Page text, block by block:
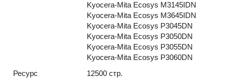
Kyocera-Mita Ecosys M3145IDN
Kyocera-Mita Ecosys M3645IDN
Kyocera-Mita Ecosys P3045DN
Kyocera-Mita Ecosys P3050DN
Kyocera-Mita Ecosys P3055DN
Kyocera-Mita Ecosys P3060DN
Ресурс
12500 стр.